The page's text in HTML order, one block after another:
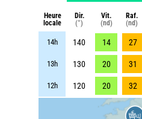
Heure
locale
Dir.
(°)
Vit.
(nd)
Raf.
(nd)
14h 140 14 27
13h 130 20 31
12h 120 20 32